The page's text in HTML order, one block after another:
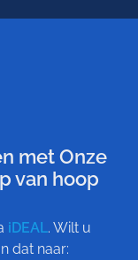
met Onze
van hoop
iDEAL. Wilt u
dat naar: